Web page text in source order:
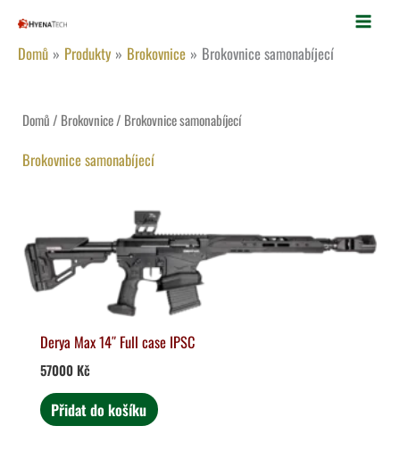
obsahDomů Produkty Brokovnice Brokovnice samonabíjecí
Domů / Brokovnice/ Brokovnice samonabíjecí
Brokovnice samonabíjecí
Derya Max 14″ Full case IPSC
57000 Kč
Přidat do košíku